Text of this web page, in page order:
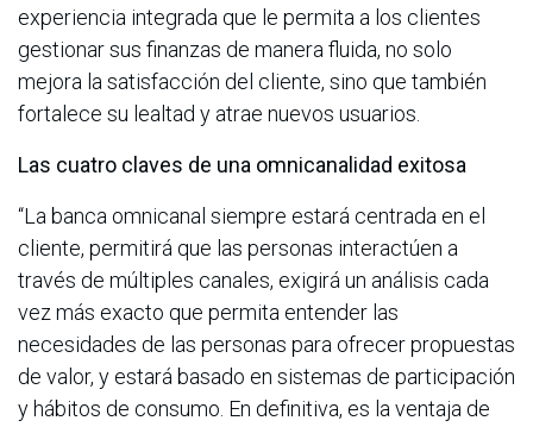
experiencia integrada que le permita a los clientes
gestionar sus finanzas de manera fluida, no solo
mejora la satisfacción del cliente, sino que también
fortalece su lealtad y atrae nuevos usuarios.
Las cuatro claves de una omnicanalidad exitosa
“La banca omnicanal siempre estará centrada en el
cliente, permitirá que las personas interactúen a
través de múltiples canales, exigirá un análisis cada
vez más exacto que permita entender las
necesidades de las personas para ofrecer propuestas
de valor, y estará basado en sistemas de participación
y hábitos de consumo. En definitiva, es la ventaja de